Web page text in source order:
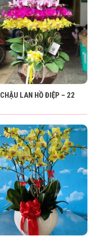
CHẬU LAN HỒ ĐIỆP – 22